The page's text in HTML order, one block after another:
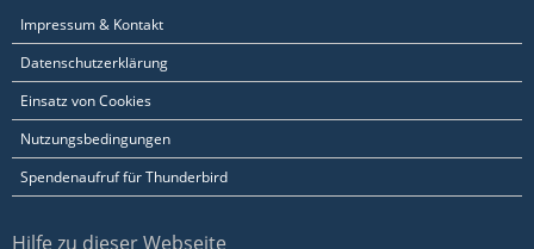
Impressum & Kontakt
Datenschutzerklärung
Einsatz von Cookies
Nutzungsbedingungen
Spendenaufruf für Thunderbird
Hilfe zu dieser Webseite